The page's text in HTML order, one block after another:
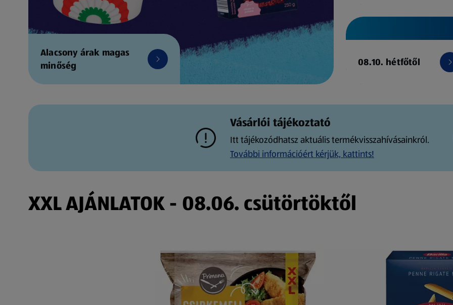
Alacsony árak magas
minőség
08.10. hétfőtől
Vásárlói tájékoztató
Itt tájékozódhatsz aktuális termékvisszahívásainkról.
További információért kérjük, kattints!
XXL AJÁNLATOK - 08.06. csütörtöktől